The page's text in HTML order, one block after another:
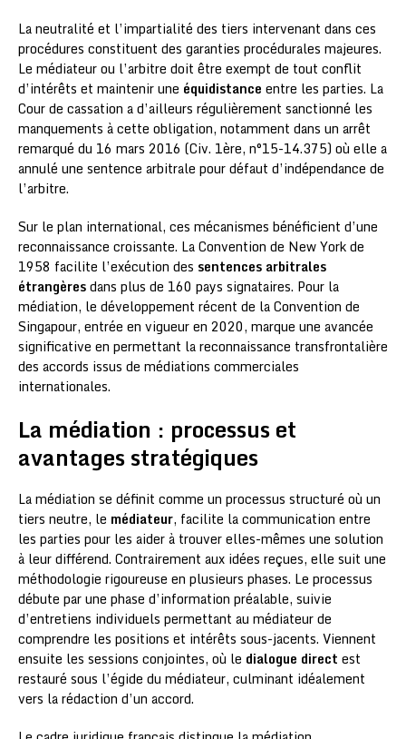
La neutralité et l’impartialité des tiers intervenant dans ces
procédures constituent des garanties procédurales majeures.
Le médiateur ou l’arbitre doit être exempt de tout conflit
d’intérêts et maintenir une équidistance entre les parties. La
Cour de cassation a d’ailleurs régulièrement sanctionné les
manquements à cette obligation, notamment dans un arrêt
remarqué du 16 mars 2016 (Civ. 1ère, n°15-14.375) où elle a
annulé une sentence arbitrale pour défaut d’indépendance de
l’arbitre.
Sur le plan international, ces mécanismes bénéficient d’une
reconnaissance croissante. La Convention de New York de
1958 facilite l’exécution des sentences arbitrales
étrangèresdans plus de 160 pays signataires. Pour la
médiation, le développement récent de la Convention de
Singapour, entrée en vigueur en 2020, marque une avancée
significative en permettant la reconnaissance transfrontalière
des accords issus de médiations commerciales
internationales.
La médiation : processus et
avantages stratégiques
La médiation se définit comme un processus structuré où un
tiers neutre, le médiateur, facilite la communication entre
les parties pour les aider à trouver elles-mêmes une solution
à leur différend. Contrairement aux idées reçues, elle suit une
méthodologie rigoureuse en plusieurs phases. Le processus
débute par une phase d’information préalable, suivie
d’entretiens individuels permettant au médiateur de
comprendre les positions et intérêts sous-jacents. Viennent
ensuite les sessions conjointes, où le dialogue direct est
restauré sous l’égide du médiateur, culminant idéalement
vers la rédaction d’un accord.